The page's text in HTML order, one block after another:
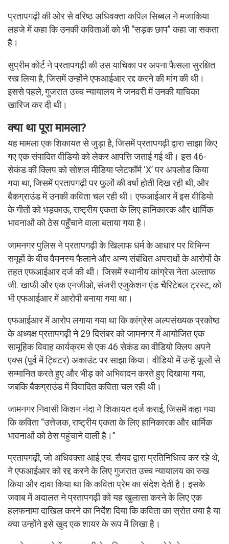
प्रतापगढ़ी की ओर से वरिष्ठ अधिवक्ता कपिल सिब्बल ने मजाकिया
लहजे में कहा कि उनकी कविताओं को भी “सड़क छाप” कहा जा सकता
है।
सुप्रीम कोर्ट ने प्रतापगढ़ी की उस याचिका पर अपना फैसला सुरक्षित
रख लिया है, जिसमें उन्होंने एफआईआर रद्द करने की मांग की थी।
इससे पहले, गुजरात उच्च न्यायालय ने जनवरी में उनकी याचिका
खारिज कर दी थी।
क्या था पूरा मामला?
यह मामला एक शिकायत से जुड़ा है, जिसमें प्रतापगढ़ी द्वारा साझा किए
गए एक संपादित वीडियो को लेकर आपत्ति जताई गई थी। इस 46-
सेकंड की क्लिप को सोशल मीडिया प्लेटफॉर्म ‘X’ पर अपलोड किया
गया था, जिसमें प्रतापगढ़ी पर फूलों की वर्षा होती दिख रही थी, और
बैकग्राउंड में उनकी कविता चल रही थी। एफआईआर में इस वीडियो
के गीतों को भड़काऊ, राष्ट्रीय एकता के लिए हानिकारक और धार्मिक
भावनाओं को ठेस पहुँचाने वाला बताया गया है।
जामनगर पुलिस ने प्रतापगढ़ी के खिलाफ धर्म के आधार पर विभिन्न
समूहों के बीच वैमनस्य फैलाने और अन्य संबंधित अपराधों के आरोपों के
तहत एफआईआर दर्ज की थी। जिसमें स्थानीय कांग्रेस नेता अल्ताफ
जी. खाफी और एक एनजीओ, संजरी एजुकेशन एंड चैरिटेबल ट्रस्ट, को
भी एफआईआर में आरोपी बनाया गया था।
एफआईआर में आरोप लगाया गया था कि कांग्रेस अल्पसंख्यक प्रकोष्ठ
के अध्यक्ष प्रतापगढ़ी ने 29 दिसंबर को जामनगर में आयोजित एक
सामूहिक विवाह कार्यक्रम से एक 46 सेकंड का वीडियो क्लिप अपने
एक्स (पूर्व में ट्विटर) अकाउंट पर साझा किया। वीडियो में उन्हें फूलों से
सम्मानित करते हुए और भीड़ को अभिवादन करते हुए दिखाया गया,
जबकि बैकग्राउंड में विवादित कविता चल रही थी।
जामनगर निवासी किशन नंदा ने शिकायत दर्ज कराई, जिसमें कहा गया
कि कविता “उत्तेजक, राष्ट्रीय एकता के लिए हानिकारक और धार्मिक
भावनाओं को ठेस पहुंचाने वाली है।”
प्रतापगढ़ी, जो अधिवक्ता आई.एच. सैयद द्वारा प्रतिनिधित्व कर रहे थे,
ने एफआईआर को रद्द करने के लिए गुजरात उच्च न्यायालय का रुख
किया और दावा किया था कि कविता प्रेम का संदेश देती है। इसके
जवाब में अदालत ने प्रतापगढ़ी को यह खुलासा करने के लिए एक
हलफनामा दाखिल करने का निर्देश दिया कि कविता का स्रोत क्या है या
क्या उन्होंने इसे खुद एक शायर के रूप में लिखा है।